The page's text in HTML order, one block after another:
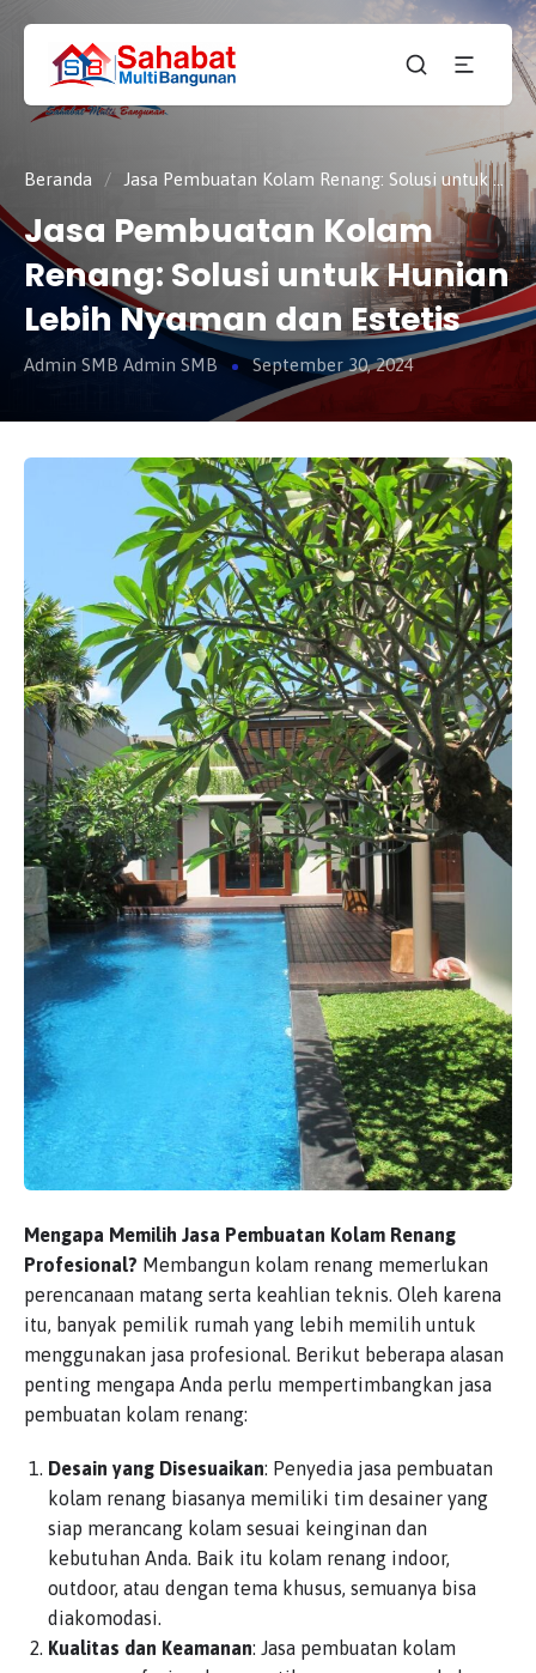
CV.
SAHABAT
MULTI
BANGUNAN
Sahabat
Pembangunan Anda
Beranda / Jasa Pembuatan Kolam Renang: Solusi untuk Hunian Lebih Nyaman dan Estetis
Jasa Pembuatan Kolam
Renang: Solusi untuk Hunian
Lebih Nyaman dan Estetis
Admin SMB Admin SMB September 30, 2024
Mengapa Memilih Jasa Pembuatan Kolam Renang
Profesional? Membangun kolam renang memerlukan
perencanaan matang serta keahlian teknis. Oleh karena
itu, banyak pemilik rumah yang lebih memilih untuk
menggunakan jasa profesional. Berikut beberapa alasan
penting mengapa Anda perlu mempertimbangkan jasa
pembuatan kolam renang:
Desain yang Disesuaikan: Penyedia jasa pembuatan
kolam renang biasanya memiliki tim desainer yang
siap merancang kolam sesuai keinginan dan
kebutuhan Anda. Baik itu kolam renang indoor,
outdoor, atau dengan tema khusus, semuanya bisa
diakomodasi.
Kualitas dan Keamanan: Jasa pembuatan kolam